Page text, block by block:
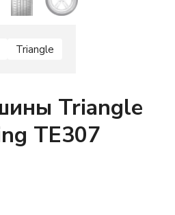
Triangle
Triangle
TE307